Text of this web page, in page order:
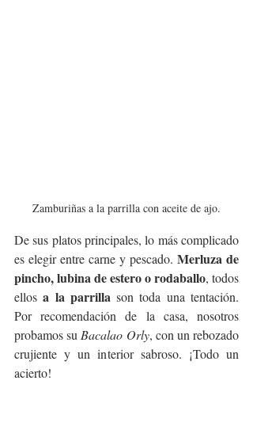
Zamburiñas a la parrilla con aceite de ajo.
De sus platos principales, lo más complicado
es elegir entre carne y pescado. Merluza de
pincho, lubina de estero o rodaballo, todos
ellos a la parrilla son toda una tentación.
Por recomendación de la casa, nosotros
probamos su Bacalao Orly, con un rebozado
crujiente y un interior sabroso. ¡Todo un
acierto!